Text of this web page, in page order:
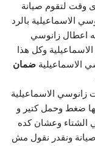
وقت لتقوم صيانة
الاسماعيلية بالرد
اعطال زانوسي
وكل هذا
الاسماعيليةضمان
زانوسي الاسماعيلية
ضغط وحمل كتير و
الشتاء وعشان كده
صيانة ونقدر نقول مش